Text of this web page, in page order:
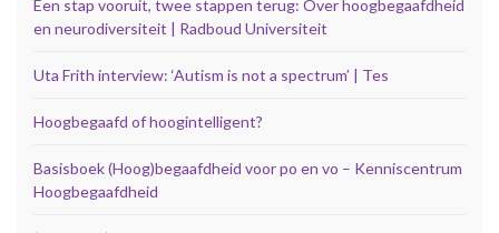
Een stap vooruit, twee stappen terug: Over hoogbegaafdheid
en neurodiversiteit | Radboud Universiteit
Uta Frith interview: ‘Autism is not a spectrum’ | Tes
Hoogbegaafd of hoogintelligent?
Basisboek (Hoog)begaafdheid voor po en vo – Kenniscentrum
Hoogbegaafdheid